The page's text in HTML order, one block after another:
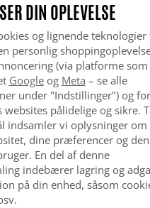
DIN OPLEVELSE
og lignende teknologier
personlig
(via platforme som
Googleog Meta – se alle
under "Indstillinger") og
websites pålidelige og sikre.
indsamler vi oplysninger om
dine præferencer og den
En del af denne
indebærer lagring og
på din enhed, såsom